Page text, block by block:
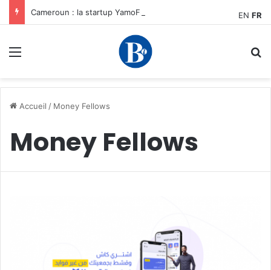
Cameroun : la startup YamoFret sélectionnée au programme HEC Challenge+ Afrique pour accélérer la transformation du fret en Afrique centrale
Accueil / Money Fellows
Money Fellows
EN FR